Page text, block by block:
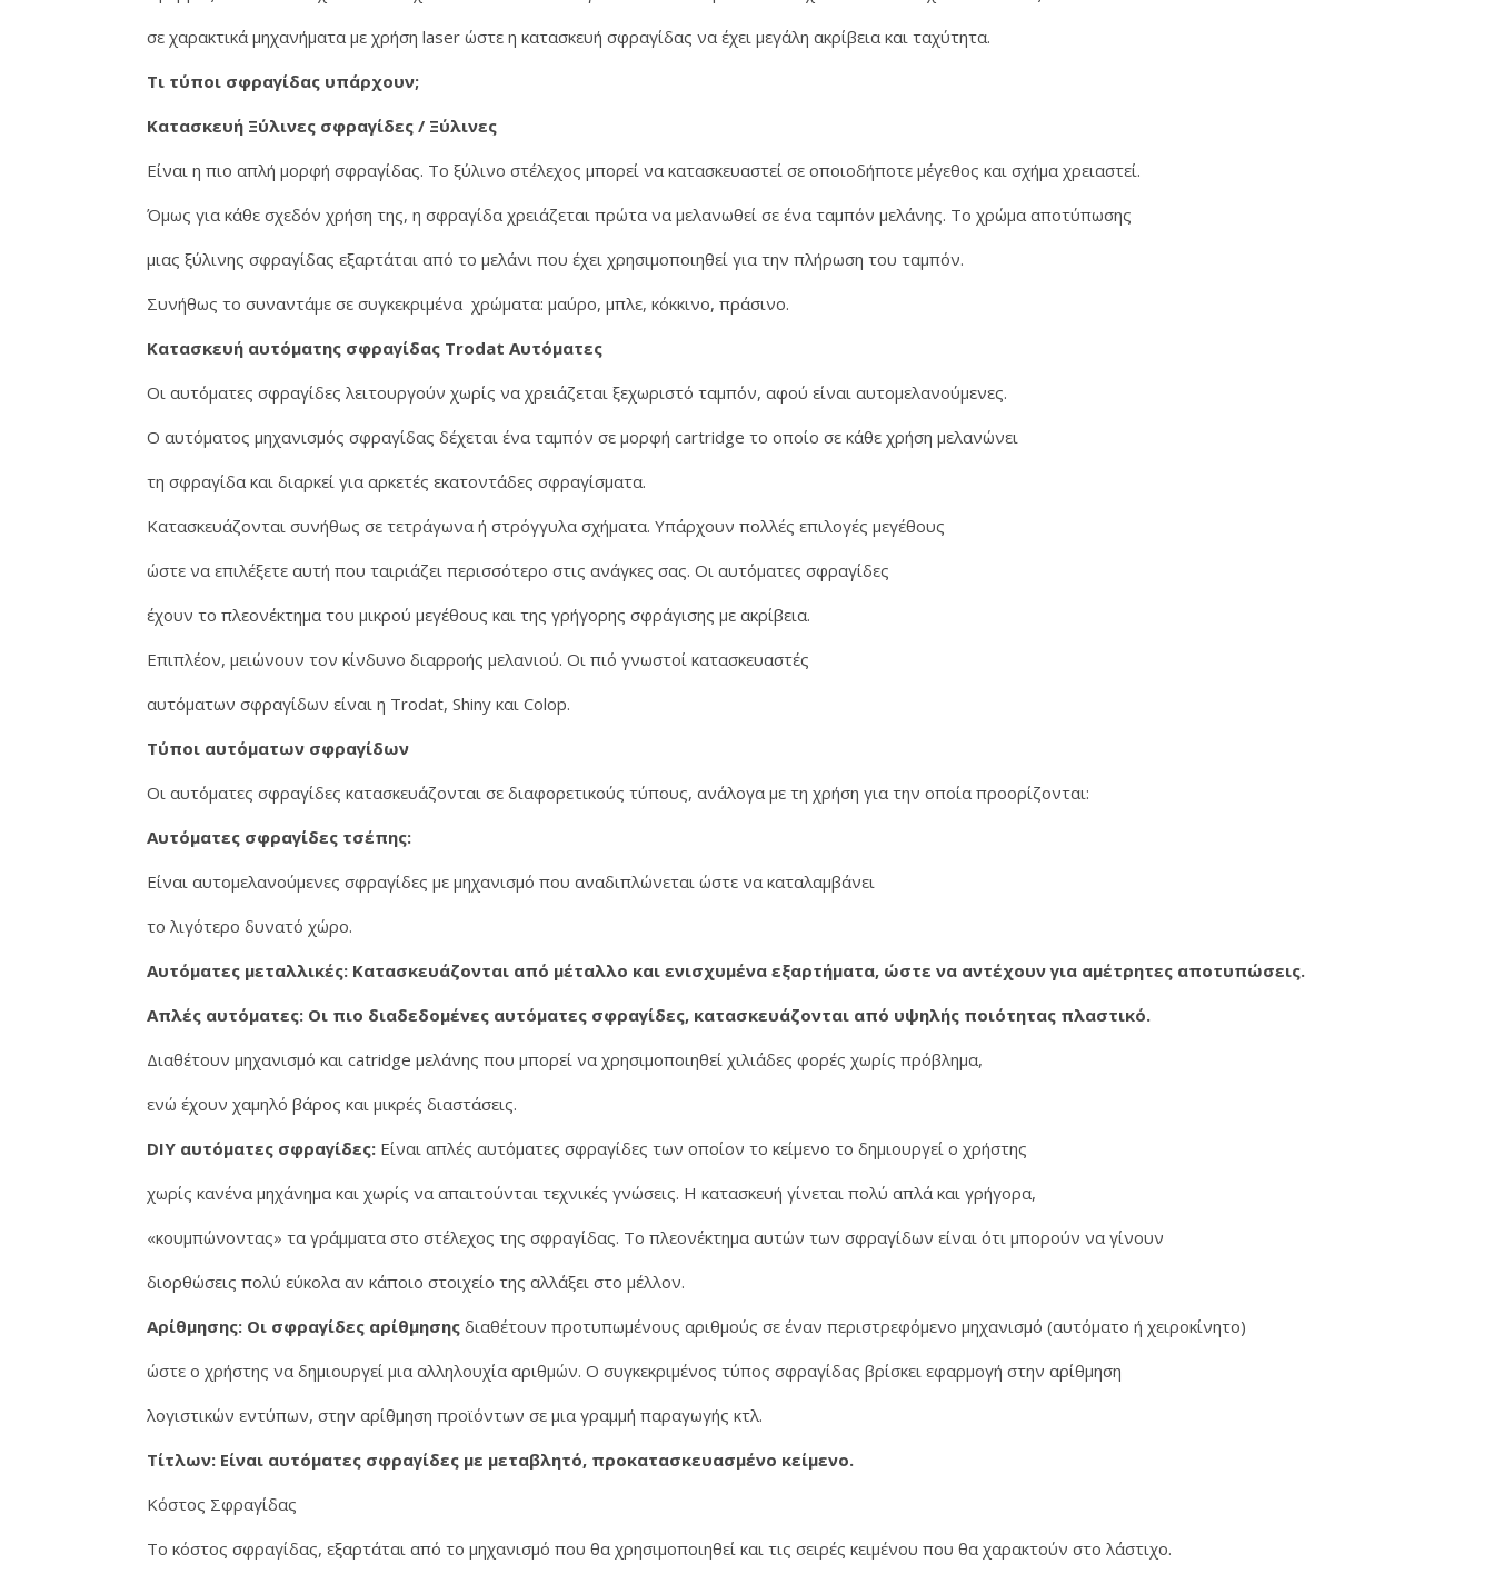
σε χαρακτικά μηχανήματα με χρήση laser ώστε η κατασκευή σφραγίδας να έχει μεγάλη ακρίβεια και ταχύτητα.
Τι τύποι σφραγίδας υπάρχουν;
Κατασκευή Ξύλινες σφραγίδες / Ξύλινες
Είναι η πιο απλή μορφή σφραγίδας. Το ξύλινο στέλεχος μπορεί να κατασκευαστεί σε οποιοδήποτε μέγεθος και σχήμα χρειαστεί.
Όμως για κάθε σχεδόν χρήση της, η σφραγίδα χρειάζεται πρώτα να μελανωθεί σε ένα ταμπόν μελάνης. Το χρώμα αποτύπωσης
μιας ξύλινης σφραγίδας εξαρτάται από το μελάνι που έχει χρησιμοποιηθεί για την πλήρωση του ταμπόν.
Συνήθως το συναντάμε σε συγκεκριμένα χρώματα: μαύρο, μπλε, κόκκινο, πράσινο.
Κατασκευή αυτόματης σφραγίδας Trodat Αυτόματες
Οι αυτόματες σφραγίδες λειτουργούν χωρίς να χρειάζεται ξεχωριστό ταμπόν, αφού είναι αυτομελανούμενες.
Ο αυτόματος μηχανισμός σφραγίδας δέχεται ένα ταμπόν σε μορφή cartridge το οποίο σε κάθε χρήση μελανώνει
τη σφραγίδα και διαρκεί για αρκετές εκατοντάδες σφραγίσματα.
Κατασκευάζονται συνήθως σε τετράγωνα ή στρόγγυλα σχήματα. Υπάρχουν πολλές επιλογές μεγέθους
ώστε να επιλέξετε αυτή που ταιριάζει περισσότερο στις ανάγκες σας. Οι αυτόματες σφραγίδες
έχουν το πλεονέκτημα του μικρού μεγέθους και της γρήγορης σφράγισης με ακρίβεια.
Επιπλέον, μειώνουν τον κίνδυνο διαρροής μελανιού. Οι πιό γνωστοί κατασκευαστές
αυτόματων σφραγίδων είναι η Trodat, Shiny και Colop.
Τύποι αυτόματων σφραγίδων
Οι αυτόματες σφραγίδες κατασκευάζονται σε διαφορετικούς τύπους, ανάλογα με τη χρήση για την οποία προορίζονται:
Αυτόματες σφραγίδες τσέπης:
Είναι αυτομελανούμενες σφραγίδες με μηχανισμό που αναδιπλώνεται ώστε να καταλαμβάνει
το λιγότερο δυνατό χώρο.
Αυτόματες μεταλλικές: Κατασκευάζονται από μέταλλο και ενισχυμένα εξαρτήματα, ώστε να αντέχουν για αμέτρητες αποτυπώσεις.
Απλές αυτόματες: Οι πιο διαδεδομένες αυτόματες σφραγίδες, κατασκευάζονται από υψηλής ποιότητας πλαστικό.
Διαθέτουν μηχανισμό και catridge μελάνης που μπορεί να χρησιμοποιηθεί χιλιάδες φορές χωρίς πρόβλημα,
ενώ έχουν χαμηλό βάρος και μικρές διαστάσεις.
DIY αυτόματες σφραγίδες: Είναι απλές αυτόματες σφραγίδες των οποίον το κείμενο το δημιουργεί ο χρήστης
χωρίς κανένα μηχάνημα και χωρίς να απαιτούνται τεχνικές γνώσεις. Η κατασκευή γίνεται πολύ απλά και γρήγορα,
«κουμπώνοντας» τα γράμματα στο στέλεχος της σφραγίδας. Το πλεονέκτημα αυτών των σφραγίδων είναι ότι μπορούν να γίνουν
διορθώσεις πολύ εύκολα αν κάποιο στοιχείο της αλλάξει στο μέλλον.
Αρίθμησης: Οι σφραγίδες αρίθμησης διαθέτουν προτυπωμένους αριθμούς σε έναν περιστρεφόμενο μηχανισμό (αυτόματο ή χειροκίνητο)
ώστε ο χρήστης να δημιουργεί μια αλληλουχία αριθμών. Ο συγκεκριμένος τύπος σφραγίδας βρίσκει εφαρμογή στην αρίθμηση
λογιστικών εντύπων, στην αρίθμηση προϊόντων σε μια γραμμή παραγωγής κτλ.
Τίτλων: Είναι αυτόματες σφραγίδες με μεταβλητό, προκατασκευασμένο κείμενο.
Κόστος Σφραγίδας
Το κόστος σφραγίδας, εξαρτάται από το μηχανισμό που θα χρησιμοποιηθεί και τις σειρές κειμένου που θα χαρακτούν στο λάστιχο.